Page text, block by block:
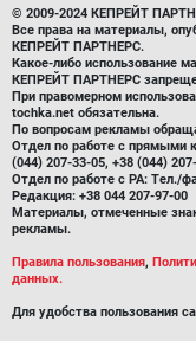
© 2009-2024 КЕПРЕЙТ
Все права на материалы,
КЕПРЕЙТ ПАРТНЕРС.
Какое-либо использование
КЕПРЕЙТ ПАРТНЕРС
При правомерном
tochka.net обязательна.
По вопросам рекламы
Отдел по работе с прямыми
(044) 207-33-05, +38 (044)
Отдел по работе с РА: Тел./
Редакция: +38 044 207-97-00
Материалы, отмеченные
рекламы.
Правила пользования,
данных.
Для удобства пользования